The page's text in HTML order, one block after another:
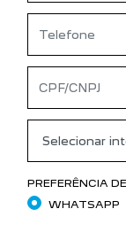
PREFERÊNCIA
WHATSAPP